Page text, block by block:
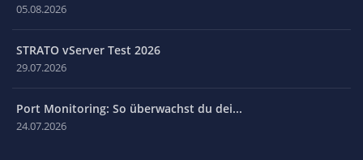
05.08.2026
STRATO vServer Test 2026
29.07.2026
Port Monitoring: So überwachst du dei...
24.07.2026